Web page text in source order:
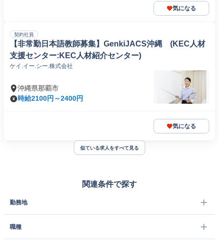
気になる
契約社員
【非常勤日本語教師募集】GenkiJACS沖縄 (KEC人材
支援センター:KEC人材紹介センター)
ケイ.イー.シー.株式会社
沖縄県那覇市
時給2100円～2400円
気になる
似ている求人をすべて見る
関連条件で探す
勤務地
職種